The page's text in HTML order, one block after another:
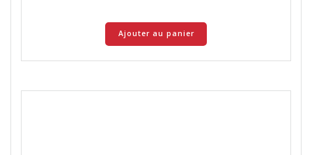
Ajouter au panier